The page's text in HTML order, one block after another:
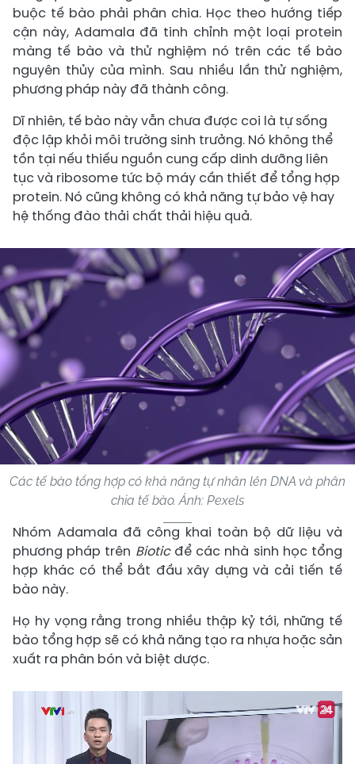
buộc tế bào phải phân chia. Học theo hướng tiếp
cận này, Adamala đã tinh chỉnh một loại protein
màng tế bào và thử nghiệm nó trên các tế bào
nguyên thủy của mình. Sau nhiều lần thử nghiệm,
phương pháp này đã thành công.
Dĩ nhiên, tế bào này vẫn chưa được coi là tự sống
độc lập khỏi môi trường sinh trưởng. Nó không thể
tồn tại nếu thiếu nguồn cung cấp dinh dưỡng liên
tục và ribosome tức bộ máy cần thiết để tổng hợp
protein. Nó cũng không có khả năng tự bảo vệ hay
hệ thống đào thải chất thải hiệu quả.
Các tế bào tổng hợp có khả năng tự nhân lên DNA và phân
chia tế bào. Ảnh: Pexels
Nhóm Adamala đã công khai toàn bộ dữ liệu và
phương pháp trên Biotic để các nhà sinh học tổng
hợp khác có thể bắt đầu xây dựng và cải tiến tế
bào này.
Họ hy vọng rằng trong nhiều thập kỷ tới, những tế
bào tổng hợp sẽ có khả năng tạo ra nhựa hoặc sản
xuất ra phân bón và biệt dược.